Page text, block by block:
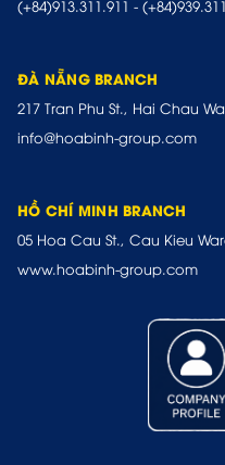
(+84)913.311.911 -
ĐÀ NẴNG BRANCH
217 Tran Phu St., Hai Chau
info@hoabinh-group.com
HỒ CHÍ MINH BRANCH
05 Hoa Cau St., Cau Kieu
www.hoabinh-group.com